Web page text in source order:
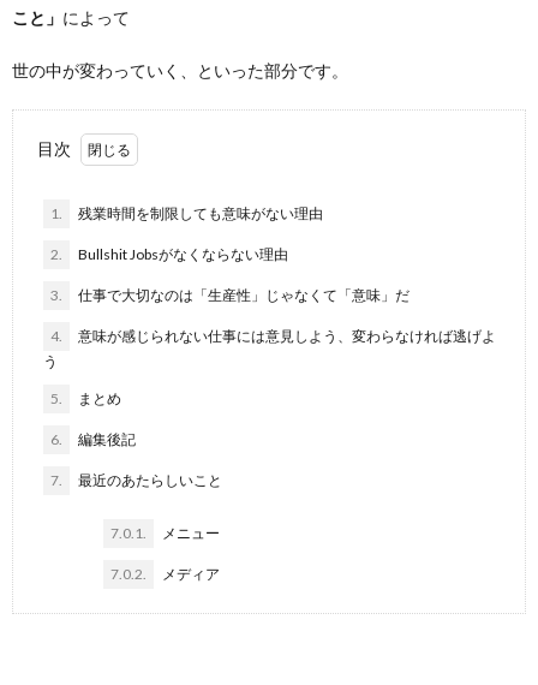
こと」 によって
世の中が変わっていく、といった部分です。
目次
1. 残業時間を制限しても意味がない理由
2. Bullshit Jobsがなくならない理由
3. 仕事で大切なのは「生産性」じゃなくて「意味」だ
4.
意味が感じられない仕事には意見しよう、変わらなければ逃げよ
う
5. まとめ
6. 編集後記
7. 最近のあたらしいこと
7.0.1. メニュー
7.0.2. メディア